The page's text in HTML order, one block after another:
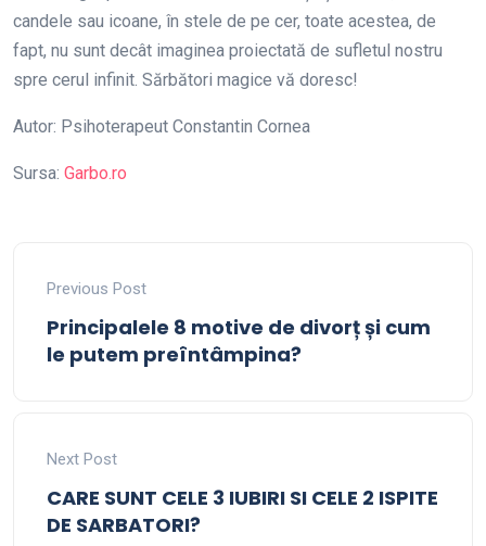
candele sau icoane, în stele de pe cer, toate acestea, de
fapt, nu sunt decât imaginea proiectată de sufletul nostru
spre cerul infinit. Sărbători magice vă doresc!
Autor: Psihoterapeut Constantin Cornea
Sursa: Garbo.ro
Previous Post
Principalele 8 motive de divorț și cum
le putem preîntâmpina?
Next Post
CARE SUNT CELE 3 IUBIRI SI CELE 2 ISPITE
DE SARBATORI?